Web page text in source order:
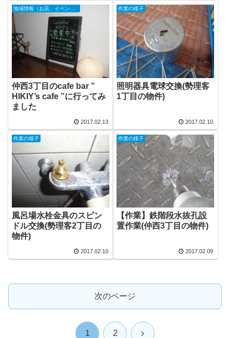
地域情報（お店、イベント等）
仲西3丁目のcafe bar ”
HIKIY’s cafe ”に行ってみ
ました
2017.02.13
作業の様子
照明器具電球交換(勢理客
1丁目の物件)
2017.02.10
作業の様子
風呂場水栓金具のスピン
ドル交換(勢理客2丁目の
物件)
2017.02.10
作業の様子
【作業】鉄階段水抜孔設
置作業(仲西3丁目の物件)
2017.02.09
次のページ
1 2 次